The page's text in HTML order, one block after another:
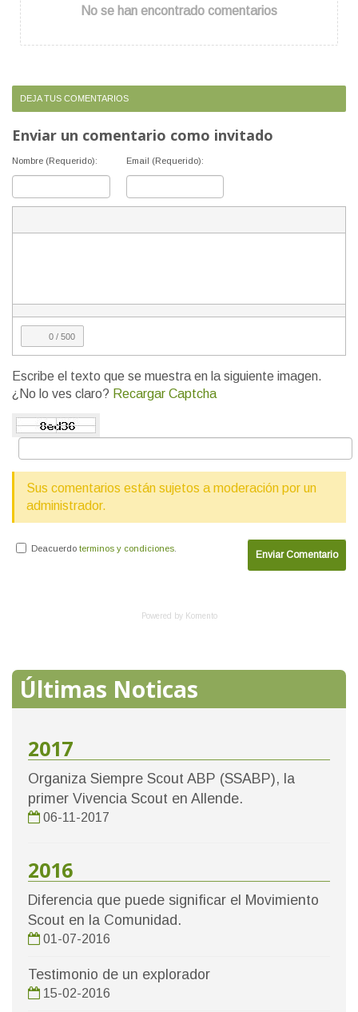
No se han encontrado comentarios
DEJA TUS COMENTARIOS
Enviar un comentario como invitado
Nombre (Requerido): Email (Requerido):
0 / 500
Escribe el texto que se muestra en la siguiente imagen.
¿No lo ves claro? Recargar Captcha
Sus comentarios están sujetos a moderación por un
administrador.
Enviar Comentario
Deacuerdo terminos y condiciones
Powered by Komento
Últimas Noticas
2017
Organiza Siempre Scout ABP (SSABP), la
primer Vivencia Scout en Allende.
06-11-2017
2016
Diferencia que puede significar el Movimiento
Scout en la Comunidad.
01-07-2016
Testimonio de un explorador
15-02-2016